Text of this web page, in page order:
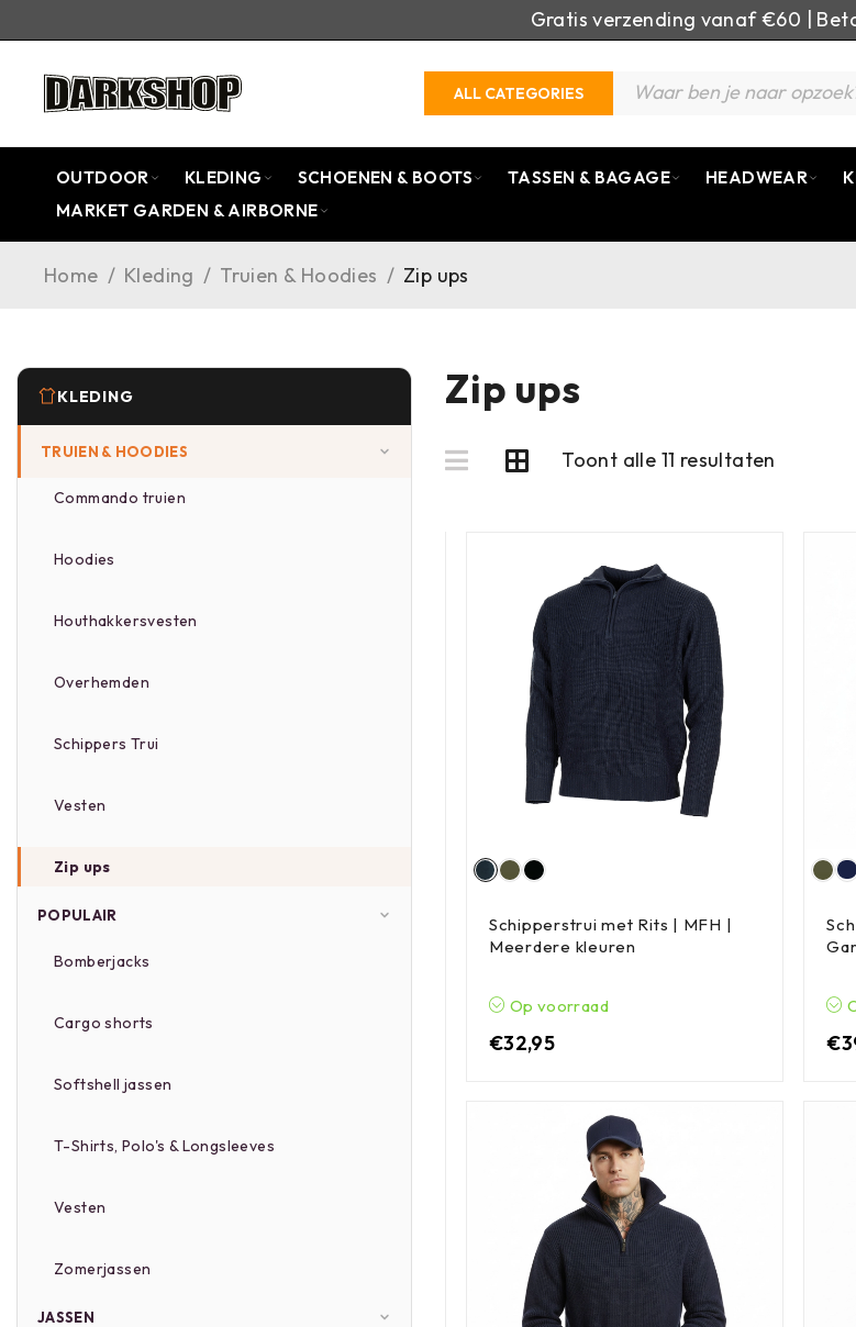
Gratis verzending vanaf €60 |
ALL CATEGORIES
OUTDOOR KLEDING SCHOENEN & BOOTS TASSEN & BAGAGE HEADWEAR
MARKET GARDEN & AIRBORNE
Home / Kleding / Truien & Hoodies / Zip ups
KLEDING
TRUIEN & HOODIES
Commando truien
Hoodies
Houthakkersvesten
Overhemden
Schippers Trui
Vesten
Zip ups
POPULAIR
Bomberjacks
Cargo shorts
Softshell jassen
T-Shirts, Polo's & Longsleeves
Vesten
Zomerjassen
JASSEN
Zip ups
Toont alle 11 resultaten
Schipperstrui met Rits | MFH |
Meerdere kleuren
Op voorraad
€32,95 €